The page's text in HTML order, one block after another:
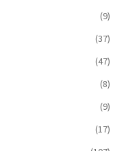
(9)
(37)
(47)
(8)
(9)
(17)